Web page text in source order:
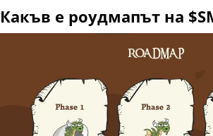
Какъв е роудмапът на